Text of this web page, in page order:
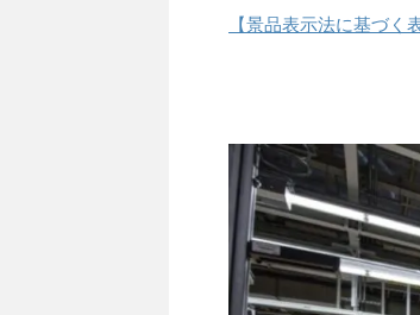
【景品表示法に基づく